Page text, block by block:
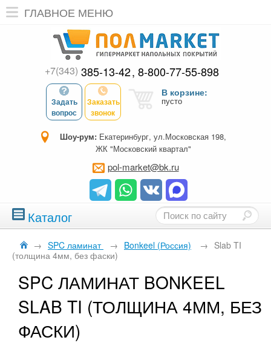
ГЛАВНОЕ МЕНЮ
+7(343) 385-13-42 8-800-77-55-898
Задать
вопрос
Заказать
звонок
В корзине:
пусто
Шоу-рум: Екатеринбург, ул.Московская 198,
ЖК "Московский квартал"
pol-market@bk.ru
Каталог
→ SPC ламинат → Bonkeel (Россия) → Slab TI
(толщина 4мм, без фаски)
SPC ЛАМИНАТ BONKEEL
SLAB TI (ТОЛЩИНА 4ММ, БЕЗ
ФАСКИ)